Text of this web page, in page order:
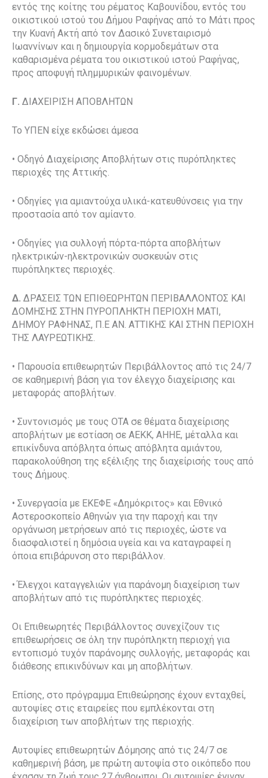
εντός της κοίτης του ρέματος Καβουνίδου, εντός του
οικιστικού ιστού του Δήμου Ραφήνας από το Μάτι προς
την Κυανή Ακτή από τον Δασικό Συνεταιρισμό
Ιωαννίνων και η δημιουργία κορμοδεμάτων στα
καθαρισμένα ρέματα του οικιστικού ιστού Ραφήνας,
προς αποφυγή πλημμυρικών φαινομένων.
Γ. ΔΙΑΧΕΙΡΙΣΗ ΑΠΟΒΛΗΤΩΝ
Το ΥΠΕΝ είχε εκδώσει άμεσα
• Οδηγό Διαχείρισης Αποβλήτων στις πυρόπληκτες
περιοχές της Αττικής.
• Οδηγίες για αμιαντούχα υλικά-κατευθύνσεις για την
προστασία από τον αμίαντο.
• Οδηγίες για συλλογή πόρτα-πόρτα αποβλήτων
ηλεκτρικών-ηλεκτρονικών συσκευών στις
πυρόπληκτες περιοχές.
Δ. ΔΡΑΣΕΙΣ ΤΩΝ ΕΠΙΘΕΩΡΗΤΩΝ ΠΕΡΙΒΑΛΛΟΝΤΟΣ ΚΑΙ
ΔΟΜΗΣΗΣ ΣΤΗΝ ΠΥΡΟΠΛΗΚΤΗ ΠΕΡΙΟΧΗ ΜΑΤΙ,
ΔΗΜΟΥ ΡΑΦΗΝΑΣ, Π.Ε ΑΝ. ΑΤΤΙΚΗΣ ΚΑΙ ΣΤΗΝ ΠΕΡΙΟΧΗ
ΤΗΣ ΛΑΥΡΕΩΤΙΚΗΣ.
• Παρουσία επιθεωρητών Περιβάλλοντος από τις 24/7
σε καθημερινή βάση για τον έλεγχο διαχείρισης και
μεταφοράς αποβλήτων.
• Συντονισμός με τους ΟΤΑ σε θέματα διαχείρισης
αποβλήτων με εστίαση σε ΑΕΚΚ, ΑΗΗΕ, μέταλλα και
επικίνδυνα απόβλητα όπως απόβλητα αμιάντου,
παρακολούθηση της εξέλιξης της διαχείρισής τους από
τους Δήμους.
• Συνεργασία με ΕΚΕΦΕ «Δημόκριτος» και Εθνικό
Αστεροσκοπείο Αθηνών για την παροχή και την
οργάνωση μετρήσεων από τις περιοχές, ώστε να
διασφαλιστεί η δημόσια υγεία και να καταγραφεί η
όποια επιβάρυνση στο περιβάλλον.
• Έλεγχοι καταγγελιών για παράνομη διαχείριση των
αποβλήτων από τις πυρόπληκτες περιοχές.
Οι Επιθεωρητές Περιβάλλοντος συνεχίζουν τις
επιθεωρήσεις σε όλη την πυρόπληκτη περιοχή για
εντοπισμό τυχόν παράνομης συλλογής, μεταφοράς και
διάθεσης επικινδύνων και μη αποβλήτων.
Επίσης, στο πρόγραμμα Επιθεώρησης έχουν ενταχθεί,
αυτοψίες στις εταιρείες που εμπλέκονται στη
διαχείριση των αποβλήτων της περιοχής.
Αυτοψίες επιθεωρητών Δόμησης από τις 24/7 σε
καθημερινή βάση, με πρώτη αυτοψία στο οικόπεδο που